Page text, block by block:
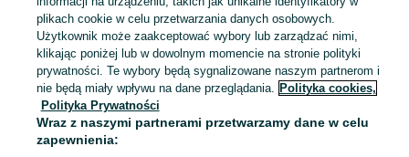
Szeroki wybór pierścionków Oława ▶️ srebrne, złote, z kamieniami i zaręczynowe ✅ Nowe i używane w atrakcyjnych cenach ✌ Znajdź oferty na OLX.pl!
Mapa kategorii
Mapa miejscowości
Mapa ministron
Popularne wyszukiwania
plikach cookie w celu przetwarzania danych osobowych.
Użytkownik może zaakceptować wybory lub zarządzać nimi,
klikając poniżej lub w dowolnym momencie na stronie polityki
prywatności. Te wybory będą sygnalizowane naszym partnerom i
nie będą miały wpływu na dane przeglądania. Polityka cookies,
Polityka Prywatności
Wraz z naszymi partnerami przetwarzamy dane w celu
zapewnienia: